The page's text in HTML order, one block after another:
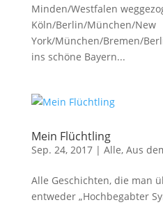
Minden/Westfalen
Köln/Berlin/München/New
York/München/Bremen/
ins schöne Bayern...
Mein Flüchtling
Sep. 24, 2017| Alle, Aus
Alle Geschichten, die man
entweder „Hochbegabter